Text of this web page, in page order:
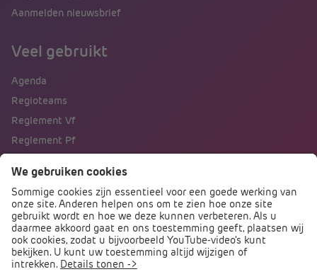
Aanmelden nieuwsbrief
Veel gebruikt
Agenda
Regioteams
Reglement Vf
Reglement Pf
Direct naar
Podcast PO praat
Arbocatalogus PO
Arbomeester